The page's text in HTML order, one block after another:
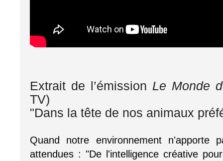
Extrait de l’émission Le Monde
TV)
"Dans la tête de nos animaux
Quand notre environnement n'apporte
attendues : "De l'intelligence créative